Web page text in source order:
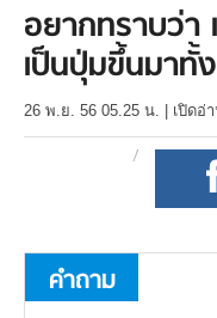
อยากทราบว่า
เป็นปุ่มขึ้นมาทั้
26 พ.ย. 56 05.25 น. เปิดอ่
คำถาม